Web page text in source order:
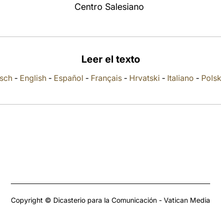
Centro Salesiano
Leer el texto
- English- Español - Français- Hrvatski - Italiano -
Copyright © Dicasterio para la Comunicación - Vatican Media